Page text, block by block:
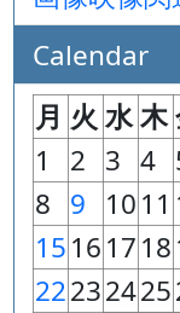
Calendar
月 火 水木
1
2 3 4
8 9 1011
15161718
22232425